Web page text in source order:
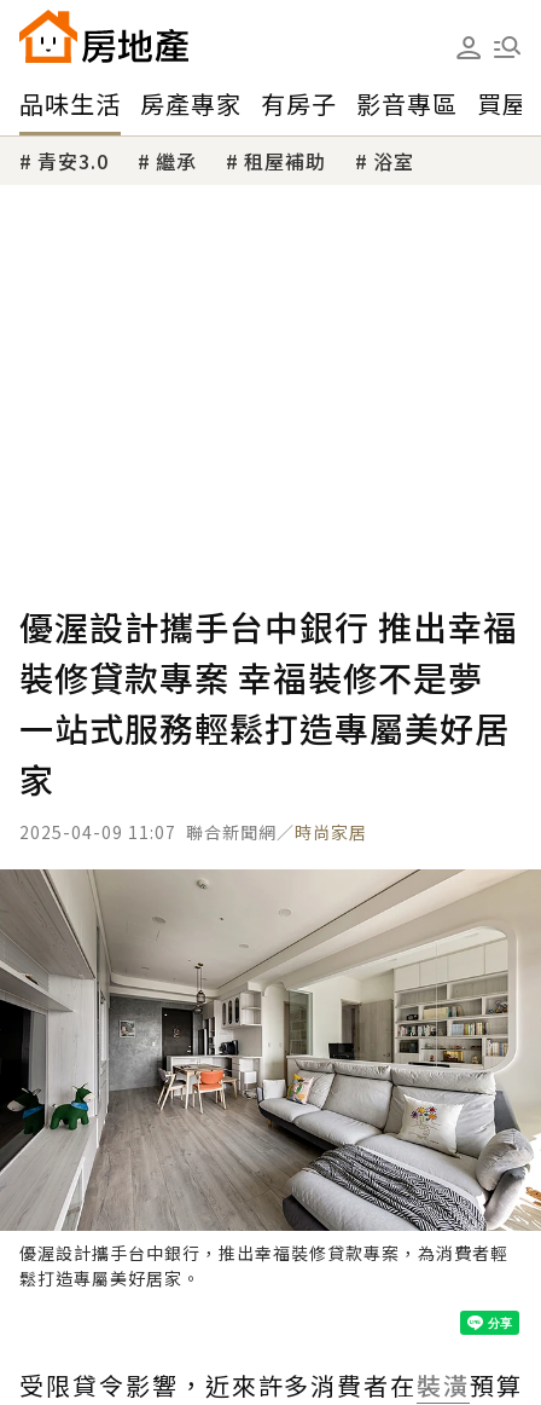
品味生活 房產專家 有房子 影音專區 買屋
青安3.0 繼承 租屋補助 浴室
優渥設計攜手台中銀行 推出幸福
裝修貸款專案 幸福裝修不是夢
一站式服務輕鬆打造專屬美好居
家
2025-04-09 11:07 聯合新聞網／時尚家居
優渥設計攜手台中銀行，推出幸福裝修貸款專案，為消費者輕
鬆打造專屬美好居家。
受限貸令影響，近來許多消費者在裝潢預算